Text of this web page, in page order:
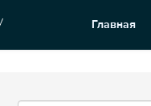
Главная